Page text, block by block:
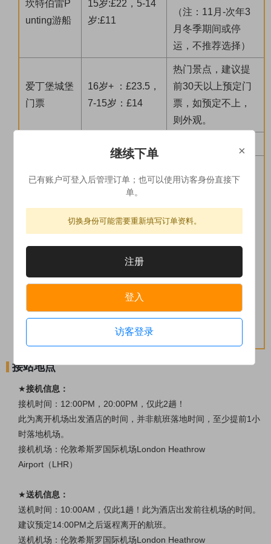
坎特伯雷P
unting游船
15岁:£22，5-14
岁:£11
（注：11月-次年3
月冬季期间或停
运，不推荐选择）
爱丁堡城堡
门票
16岁+ ：£23.5，
7-15岁：£14
热门景点，建议提
前30天以上预定门
票，如预定不上，
则外观。
季节变化会有浮动，具体以景点官方网站或者景点当
2、以上所列景点或自费如需参观，请定团后及时预定
门票，如需协助请联系我司客服。如因门票售整或景
点不开放等原因无法入内参观，我司不承担任何责
任，也不接受相关投诉与违约补偿。
3、以上自费景点均为自选参加，导游不会强制；以上
自费项目由于特殊管制导游均不陪同入内。
4、特色餐为推荐当地美食，是否可以安排请以导游行
接站地点
★接机信息：
接机时间： 12:00PM，20:00PM，仅此2趟！
此为离开机场出发酒店的时间，并非航班落地时间，至少提前1小
时落地机场。
接机机场：伦敦希斯罗国际机场London Heathrow
Airport（LHR）
★送机信息：
送机时间： 10:00AM，仅此1趟！此为酒店出发前往机场的时间。
建议预定14:00PM之后返程离开的航班。
送机机场：伦敦希斯罗国际机场London Heathrow
×
继续下单
已有账户可登入后管理订单；也可以使用访客身份直接下
单。
切换身份可能需要重新填写订单资料。
注册
登入
访客登录